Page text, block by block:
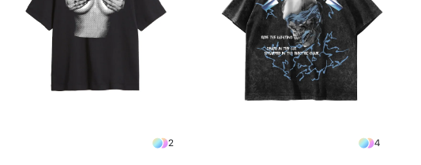
2 4